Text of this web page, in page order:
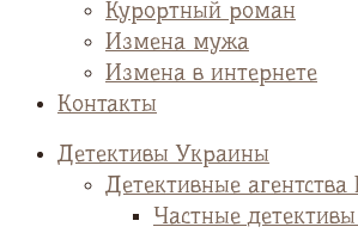
Курортный роман
Измена мужа
Измена в интернете
Контакты
Детективы Украины
Детективные
Частные